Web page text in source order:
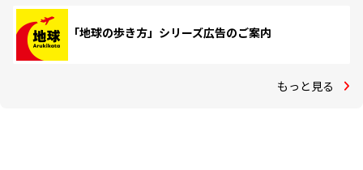
「地球の歩き方」シリーズ広告のご案内
もっと見る